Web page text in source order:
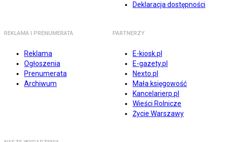
Deklaracja dostępności
REKLAMA I PRENUMERATA
Reklama
Ogłoszenia
Prenumerata
Archiwum
PARTNERZY
E-kiosk.pl
E-gazety.pl
Nexto.pl
Mała księgowość
Kancelarierp.pl
Wieści Rolnicze
Życie Warszawy